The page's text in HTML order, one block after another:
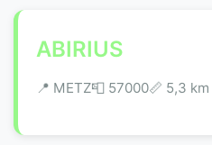
ABIRIUS
📍 METZ📮 57000📏 5,3 km